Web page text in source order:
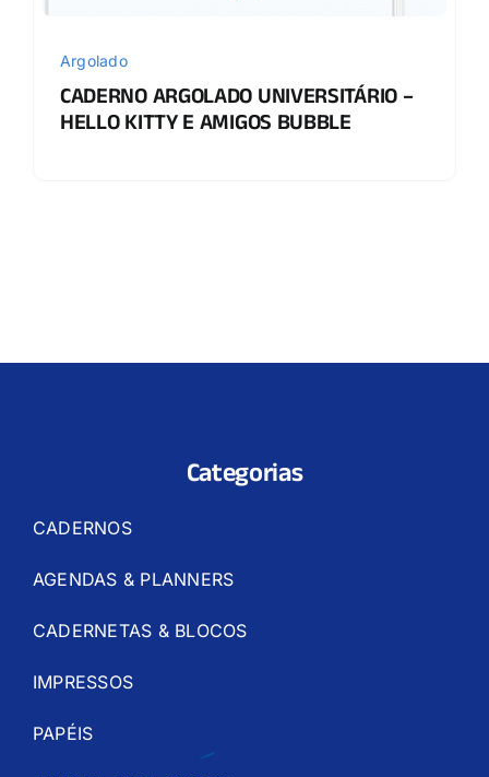
Argolado
CADERNO ARGOLADO UNIVERSITÁRIO –
HELLO KITTY E AMIGOS BUBBLE
Categorias
CADERNOS
AGENDAS & PLANNERS
CADERNETAS & BLOCOS
IMPRESSOS
PAPÉIS